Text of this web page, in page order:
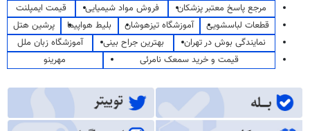
مرجع پاسخ معتبر پزشکان
فروش مواد شیمیایی
قیمت ایمپلنت
قطعات لباسشویی
آموزشگاه تیزهوشان بلیط هواپیما
پرشین هتل
نمایندگی بوش در تهران
بهترین جراح بینی
آموزشگاه زبان ملل
قیمت و خرید سمعک نامرئی
مهرینو